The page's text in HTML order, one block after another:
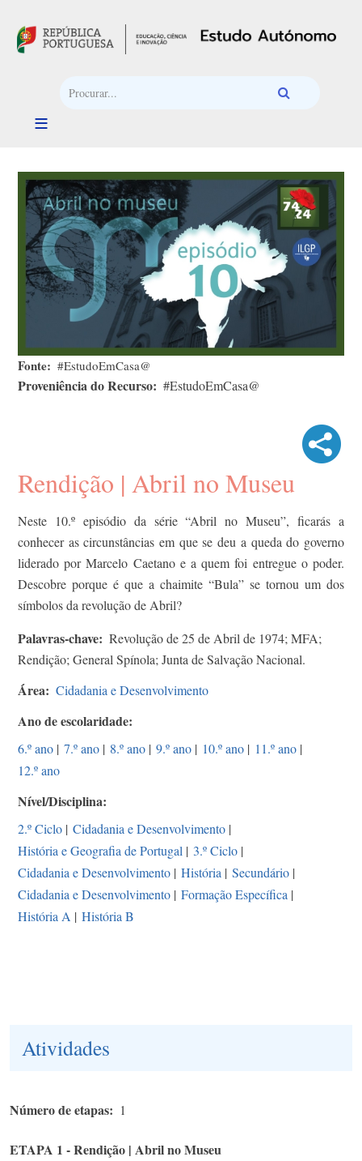
Fonte #EstudoEmCasa@
Proveniência do Recurso #EstudoEmCasa@
Rendição | Abril no Museu
Neste 10.º episódio da série “Abril no Museu”, ficarás a
conhecer as circunstâncias em que se deu a queda do governo
liderado por Marcelo Caetano e a quem foi entregue o poder.
Descobre porque é que a chaimite “Bula” se tornou um dos
símbolos da revolução de Abril?
Palavras-chave
Revolução de 25 de Abril de 1974; MFA;
Rendição; General Spínola; Junta de Salvação Nacional.
Área Cidadania e Desenvolvimento
Ano de escolaridade
6.º ano | 7.º ano | 8.º ano | 9.º ano | 10.º ano | 11.º ano |
12.º ano
Nível/Disciplina
2.º Ciclo | Cidadania e Desenvolvimento |
História e Geografia de Portugal | 3.º Ciclo |
Cidadania e Desenvolvimento | História | Secundário |
Cidadania e Desenvolvimento | Formação Específica |
História A | História B
Atividades
Número de etapas 1
ETAPA 1 - Rendição | Abril no Museu